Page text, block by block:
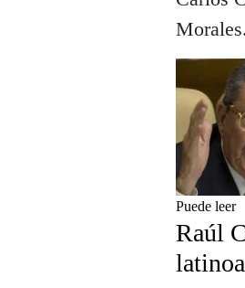
Morales.
Puede leer
Raúl